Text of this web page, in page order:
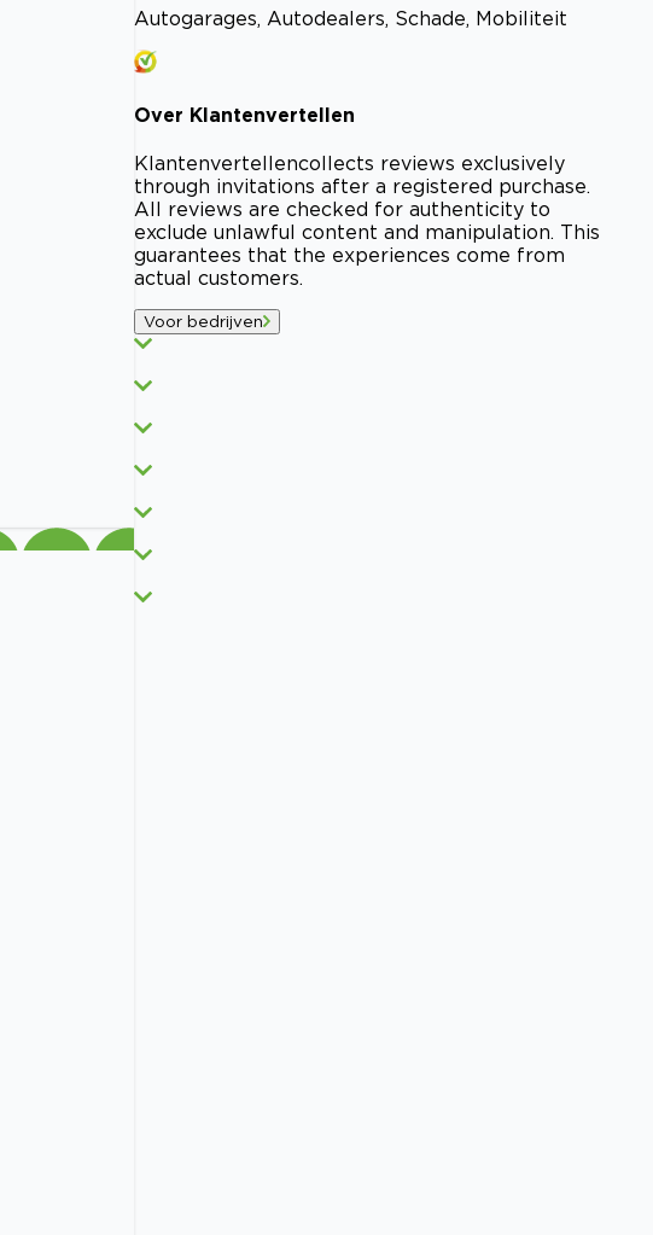
Autogarages, Autodealers, Schade, Mobiliteit
Over Klantenvertellen
Klantenvertellencollects reviews exclusively
through invitations after a registered purchase.
All reviews are checked for authenticity to
exclude unlawful content and manipulation. This
guarantees that the experiences come from
actual customers.
Voor bedrijven